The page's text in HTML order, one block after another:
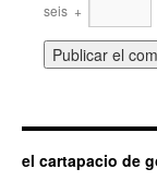
seis +
el cartapacio de